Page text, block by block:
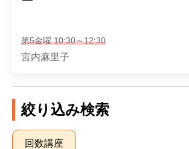
第5金曜 10:30～12:30
宮内麻里子
絞り込み検索
回数講座